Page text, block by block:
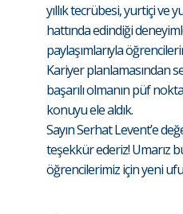
yıllık tecrübesi, yurtiçi ve
hattında edindiği
paylaşımlarıyla
Kariyer planlamasından
başarılı olmanın püf
konuyu ele aldık.
Sayın Serhat Levent’e
teşekkür ederiz! Umarız
öğrencilerimiz için yeni